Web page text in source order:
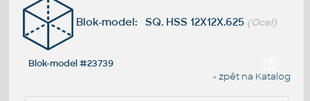
Blok-model: SQ. HSS 12X12X.625 (Ocel)
Blok-model #23739
« zpět na Katalog